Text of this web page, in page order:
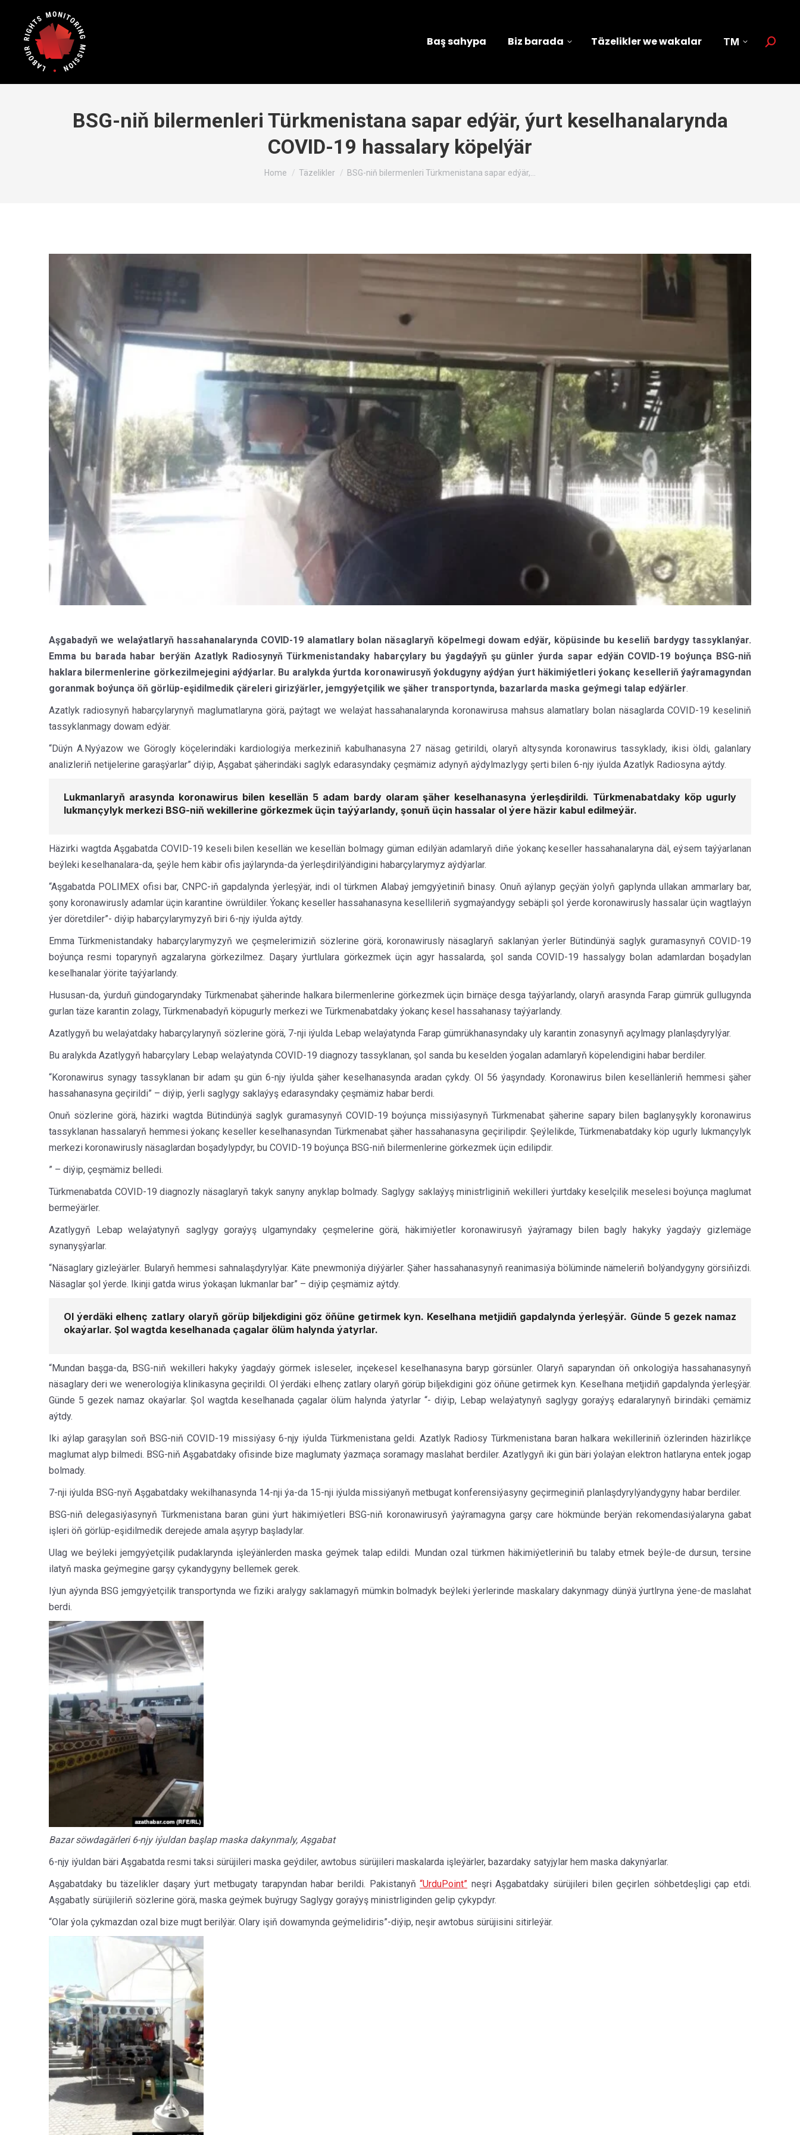
Baş sahypa Biz barada Täzelikler we wakalar TM Search:
BSG-niň bilermenleri Türkmenistana sapar edýär, ýurt keselhanalarynda
COVID-19 hassalary köpelýär
You are here:
Home Täzelikler BSG-niň bilermenleri Türkmenistana sapar edýär,…
Aşgabadyň we welaýatlaryň hassahanalarynda COVID-19 alamatlary bolan näsaglaryň köpelmegi dowam edýär, köpüsinde bu keseliň bardygy tassyklanýar.
Emma bu barada habar berýän Azatlyk Radiosynyň Türkmenistandaky habarçylary bu ýagdaýyň şu günler ýurda sapar edýän COVID-19 boýunça BSG-niň
haklara bilermenlerine görkezilmejegini aýdýarlar. Bu aralykda ýurtda koronawirusyň ýokdugyny aýdýan ýurt häkimiýetleri ýokanç keselleriň ýaýramagyndan
goranmak boýunça öň görlüp-eşidilmedik çäreleri girizýärler, jemgyýetçilik we şäher transportynda, bazarlarda maska geýmegi talap edýärler.
Azatlyk radiosynyň habarçylarynyň maglumatlaryna görä, paýtagt we welaýat hassahanalarynda koronawirusa mahsus alamatlary bolan näsaglarda COVID-19 keseliniň
tassyklanmagy dowam edýär.
“Düýn A.Nyýazow we Görogly köçelerindäki kardiologiýa merkeziniň kabulhanasyna 27 näsag getirildi, olaryň altysynda koronawirus tassyklady, ikisi öldi, galanlary
analizleriň netijelerine garaşýarlar” diýip, Aşgabat şäherindäki saglyk edarasyndaky çeşmämiz adynyň aýdylmazlygy şerti bilen 6-njy iýulda Azatlyk Radiosyna aýtdy.
Lukmanlaryň arasynda koronawirus bilen kesellän 5 adam bardy olaram şäher keselhanasyna ýerleşdirildi. Türkmenabatdaky köp ugurly
lukmançylyk merkezi BSG-niň wekillerine görkezmek üçin taýýarlandy, şonuň üçin hassalar ol ýere häzir kabul edilmeýär.
Häzirki wagtda Aşgabatda COVID-19 keseli bilen kesellän we kesellän bolmagy güman edilýän adamlaryň diňe ýokanç keseller hassahanalaryna däl, eýsem taýýarlanan
beýleki keselhanalara-da, şeýle hem käbir ofis jaýlarynda-da ýerleşdirilýändigini habarçylarymyz aýdýarlar.
“Aşgabatda POLIMEX ofisi bar, CNPC-iň gapdalynda ýerleşýär, indi ol türkmen Alabaý jemgyýetiniň binasy. Onuň aýlanyp geçýän ýolyň gaplynda ullakan ammarlary bar,
şony koronawirusly adamlar üçin karantine öwrüldiler. Ýokanç keseller hassahanasyna kesellileriň sygmaýandygy sebäpli şol ýerde koronawirusly hassalar üçin wagtlaýyn
ýer döretdiler”- diýip habarçylarymyzyň biri 6-njy iýulda aýtdy.
Emma Türkmenistandaky habarçylarymyzyň we çeşmelerimiziň sözlerine görä, koronawirusly näsaglaryň saklanýan ýerler Bütindünýä saglyk guramasynyň COVID-19
boýunça resmi toparynyň agzalaryna görkezilmez. Daşary ýurtlulara görkezmek üçin agyr hassalarda, şol sanda COVID-19 hassalygy bolan adamlardan boşadylan
keselhanalar ýörite taýýarlandy.
Hususan-da, ýurduň gündogaryndaky Türkmenabat şäherinde halkara bilermenlerine görkezmek üçin birnäçe desga taýýarlandy, olaryň arasynda Farap gümrük gullugynda
gurlan täze karantin zolagy, Türkmenabadyň köpugurly merkezi we Türkmenabatdaky ýokanç kesel hassahanasy taýýarlandy.
Azatlygyň bu welaýatdaky habarçylarynyň sözlerine görä, 7-nji iýulda Lebap welaýatynda Farap gümrükhanasyndaky uly karantin zonasynyň açylmagy planlaşdyrylýar.
Bu aralykda Azatlygyň habarçylary Lebap welaýatynda COVID-19 diagnozy tassyklanan, şol sanda bu keselden ýogalan adamlaryň köpelendigini habar berdiler.
“Koronawirus synagy tassyklanan bir adam şu gün 6-njy iýulda şäher keselhanasynda aradan çykdy. Ol 56 ýaşyndady. Koronawirus bilen kesellänleriň hemmesi şäher
hassahanasyna geçirildi” – diýip, ýerli saglygy saklaýyş edarasyndaky çeşmämiz habar berdi.
Onuň sözlerine görä, häzirki wagtda Bütindünýä saglyk guramasynyň COVID-19 boýunça missiýasynyň Türkmenabat şäherine sapary bilen baglanyşykly koronawirus
tassyklanan hassalaryň hemmesi ýokanç keseller keselhanasyndan Türkmenabat şäher hassahanasyna geçirilipdir. Şeýlelikde, Türkmenabatdaky köp ugurly lukmançylyk
merkezi koronawirusly näsaglardan boşadylypdyr, bu COVID-19 boýunça BSG-niň bilermenlerine görkezmek üçin edilipdir.
” – diýip, çeşmämiz belledi.
Türkmenabatda COVID-19 diagnozly näsaglaryň takyk sanyny anyklap bolmady. Saglygy saklaýyş ministrliginiň wekilleri ýurtdaky keselçilik meselesi boýunça maglumat
bermeýärler.
Azatlygyň Lebap welaýatynyň saglygy goraýyş ulgamyndaky çeşmelerine görä, häkimiýetler koronawirusyň ýaýramagy bilen bagly hakyky ýagdaýy gizlemäge
synanyşýarlar.
“Näsaglary gizleýärler. Bularyň hemmesi sahnalaşdyrylýar. Käte pnewmoniýa diýýärler. Şäher hassahanasynyň reanimasiýa bölüminde nämeleriň bolýandygyny görsiňizdi.
Näsaglar şol ýerde. Ikinji gatda wirus ýokaşan lukmanlar bar” – diýip çeşmämiz aýtdy.
Ol ýerdäki elhenç zatlary olaryň görüp biljekdigini göz öňüne getirmek kyn. Keselhana metjidiň gapdalynda ýerleşýär. Günde 5 gezek namaz
okaýarlar. Şol wagtda keselhanada çagalar ölüm halynda ýatyrlar.
“Mundan başga-da, BSG-niň wekilleri hakyky ýagdaýy görmek isleseler, inçekesel keselhanasyna baryp görsünler. Olaryň saparyndan öň onkologiýa hassahanasynyň
näsaglary deri we wenerologiýa klinikasyna geçirildi. Ol ýerdäki elhenç zatlary olaryň görüp biljekdigini göz öňüne getirmek kyn. Keselhana metjidiň gapdalynda ýerleşýär.
Günde 5 gezek namaz okaýarlar. Şol wagtda keselhanada çagalar ölüm halynda ýatyrlar “- diýip, Lebap welaýatynyň saglygy goraýyş edaralarynyň birindäki çemämiz
aýtdy.
Iki aýlap garaşylan soň BSG-niň COVID-19 missiýasy 6-njy iýulda Türkmenistana geldi. Azatlyk Radiosy Türkmenistana baran halkara wekilleriniň özlerinden häzirlikçe
maglumat alyp bilmedi. BSG-niň Aşgabatdaky ofisinde bize maglumaty ýazmaça soramagy maslahat berdiler. Azatlygyň iki gün bäri ýolaýan elektron hatlaryna entek jogap
bolmady.
7-nji iýulda BSG-nyň Aşgabatdaky wekilhanasynda 14-nji ýa-da 15-nji iýulda missiýanyň metbugat konferensiýasyny geçirmeginiň planlaşdyrylýandygyny habar berdiler.
BSG-niň delegasiýasynyň Türkmenistana baran güni ýurt häkimiýetleri BSG-niň koronawirusyň ýaýramagyna garşy care hökmünde berýän rekomendasiýalaryna gabat
işleri öň görlüp-eşidilmedik derejede amala aşyryp başladylar.
Ulag we beýleki jemgyýetçilik pudaklarynda işleýänlerden maska geýmek talap edildi. Mundan ozal türkmen häkimiýetleriniň bu talaby etmek beýle-de dursun, tersine
ilatyň maska geýmegine garşy çykandygyny bellemek gerek.
Iýun aýynda BSG jemgyýetçilik transportynda we fiziki aralygy saklamagyň mümkin bolmadyk beýleki ýerlerinde maskalary dakynmagy dünýä ýurtlryna ýene-de maslahat
berdi.
Bazar söwdagärleri 6-njy iýuldan başlap maska dakynmaly, Aşgabat
6-njy iýuldan bäri Aşgabatda resmi taksi sürüjileri maska geýdiler, awtobus sürüjileri maskalarda işleýärler, bazardaky satyjylar hem maska dakynýarlar.
Aşgabatdaky bu täzelikler daşary ýurt metbugaty tarapyndan habar berildi. Pakistanyň“UrduPoint” neşri Aşgabatdaky sürüjileri bilen geçirlen söhbetdeşligi çap etdi.
Aşgabatly sürüjileriň sözlerine görä, maska geýmek buýrugy Saglygy goraýyş ministrliginden gelip çykypdyr.
“Olar ýola çykmazdan ozal bize mugt berilýär. Olary işiň dowamynda geýmelidiris”-diýip, neşir awtobus sürüjisini sitirleýär.